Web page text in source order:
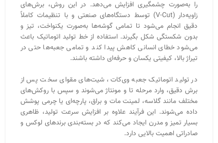
بانی چاپ با بهره‌گیری از تجهیزات تخصصی تولید هاردباکس و
دستگاه‌های برش وی‌کات صنعتی، امکان تولید انواع جعبه لبه‌تیز را
در تیراژ بالا و با کیفیت یکنواخت فراهم کرده است. این نوع تولید
برای برندهایی که به‌دنبال بسته‌بندی حرفه‌ای، لوکس و استاندارد
هستند، گزینه‌ای ایده‌آل محسوب می‌شود.
جعبه وی‌کات چگونه ساخته می‌شود؟
ساخت جعبه وی‌کات (V-Cut Box)
فرآیندی دقیق و تخصصی است
که نیاز به دستگاه‌های برش زاویه‌دار و مونتاژ حرفه‌ای دارد. مراحل
تولید این نوع جعبه به‌صورت خلاصه شامل موارد زیر است:
طراحی اولیه و نقشه‌کشی قالب:
در ابتدا، طرح جعبه بر اساس ابعاد
محصول و نوع بازشو طراحی می‌شود. در این مرحله زاویهٔ برش لبه‌ها
(معمولاً بین ۴۵ تا ۶۰ درجه) مشخص می‌گردد.
انتخاب مقوای سخت مناسب: